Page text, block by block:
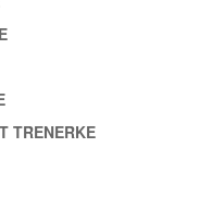
TRENERKE